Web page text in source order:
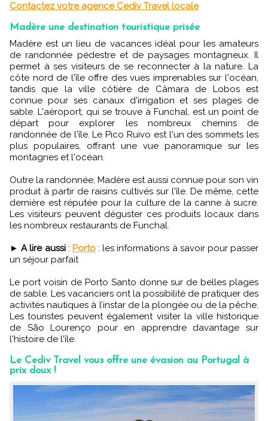
Contactez votre agence Cediv Travel locale
Madère une destination touristique prisée
Madère est un lieu de vacances idéal pour les amateurs
de randonnée pédestre et de paysages montagneux. Il
permet à ses visiteurs de se reconnecter à la nature. La
côte nord de l'île offre des vues imprenables sur l'océan,
tandis que la ville côtière de Câmara de Lobos est
connue pour ses canaux d'irrigation et ses plages de
sable. L'aéroport, qui se trouve à Funchal, est un point de
départ pour explorer les nombreux chemins de
randonnée de l'île. Le Pico Ruivo est l'un des sommets les
plus populaires, offrant une vue panoramique sur les
montagnes et l'océan.
Outre la randonnée, Madère est aussi connue pour son vin
produit à partir de raisins cultivés sur l'île. De même, cette
dernière est réputée pour la culture de la canne à sucre.
Les visiteurs peuvent déguster ces produits locaux dans
les nombreux restaurants de Funchal.
►A lire aussi: Porto: les informations à savoir pour passer
un séjour parfait
Le port voisin de Porto Santo donne sur de belles plages
de sable. Les vacanciers ont la possibilité de pratiquer des
activités nautiques à l’instar de la plongée ou de la pêche.
Les touristes peuvent également visiter la ville historique
de São Lourenço pour en apprendre davantage sur
l'histoire de l'île.
Le Cediv Travel vous offre une évasion au Portugal à
prix doux !